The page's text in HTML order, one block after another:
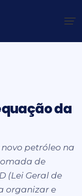
da LGPD
da
petróleo na
de
(Lei Geral de
organizar e